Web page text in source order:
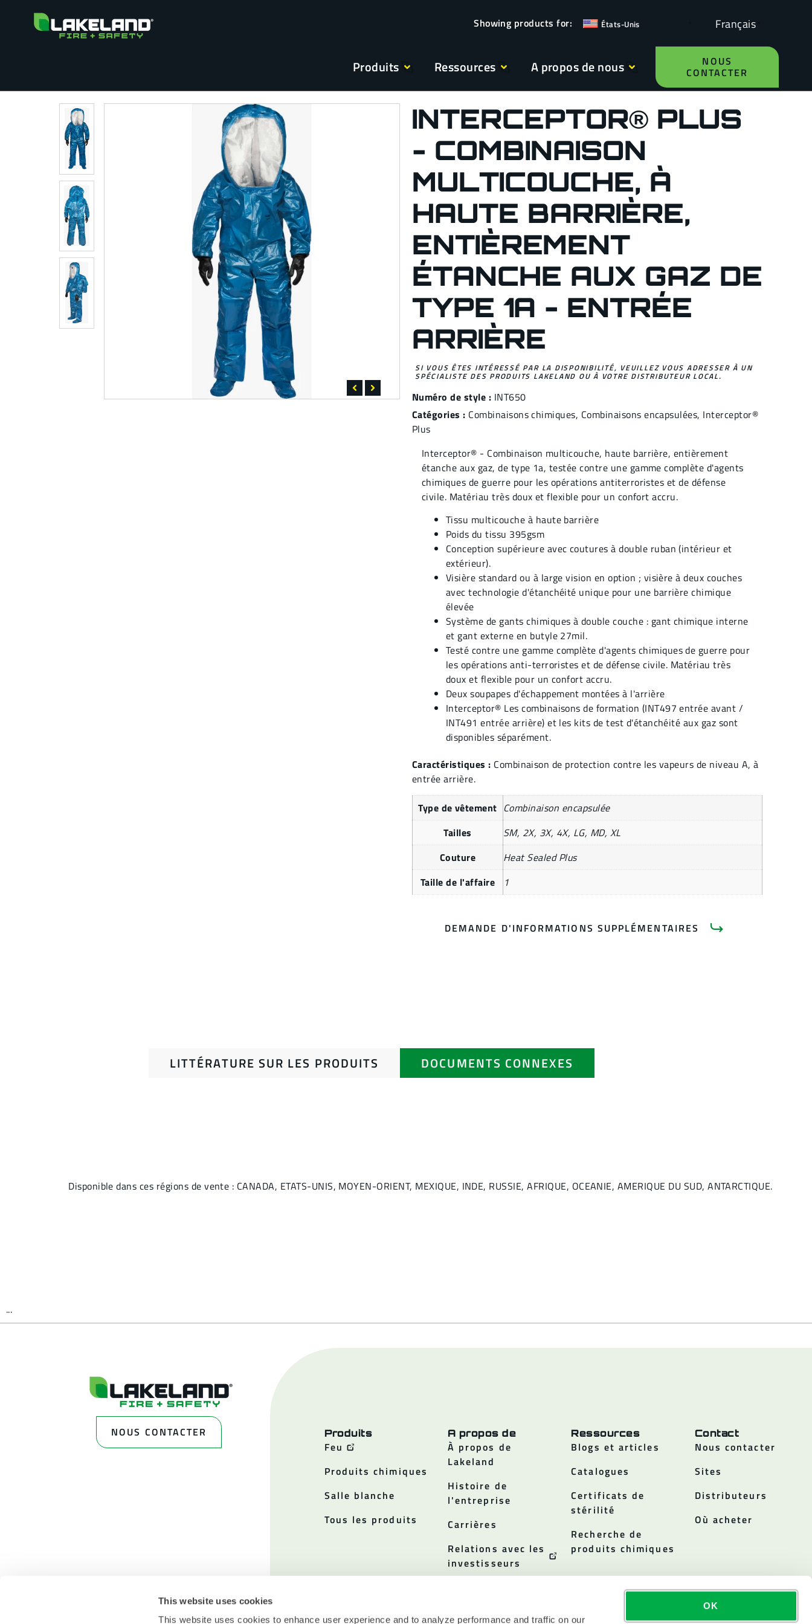
This website uses cookies
This website uses cookies to enhance user experience and to analyze performance and traffic on our
OK
États-Unis Français
Produits Ressources A propos de nous NOUS
CONTACTER
INTERCEPTOR® PLUS
- COMBINAISON
MULTICOUCHE, À
HAUTE BARRIÈRE,
ENTIÈREMENT
ÉTANCHE AUX GAZ DE
TYPE 1A - ENTRÉE
ARRIÈRE
SI VOUS ÊTES INTÉRESSÉ PAR LA DISPONIBILITÉ, VEUILLEZ VOUS ADRESSER À UN
SPÉCIALISTE DES PRODUITS LAKELAND OU À VOTRE DISTRIBUTEUR LOCAL.
Numéro de style : INT650
Catégories : Combinaisons chimiques, Combinaisons encapsulées, Interceptor®
Plus
Interceptor® - Combinaison multicouche, haute barrière, entièrement
étanche aux gaz, de type 1a, testée contre une gamme complète d'agents
chimiques de guerre pour les opérations antiterroristes et de défense
civile. Matériau très doux et flexible pour un confort accru.
Tissu multicouche à haute barrière
Poids du tissu 395gsm
Conception supérieure avec coutures à double ruban (intérieur et
extérieur).
Visière standard ou à large vision en option ; visière à deux couches
avec technologie d'étanchéité unique pour une barrière chimique
élevée
Système de gants chimiques à double couche : gant chimique interne
et gant externe en butyle 27mil.
Testé contre une gamme complète d'agents chimiques de guerre pour
les opérations anti-terroristes et de défense civile. Matériau très
doux et flexible pour un confort accru.
Deux soupapes d'échappement montées à l'arrière
Interceptor® Les combinaisons de formation (INT497 entrée avant /
INT491 entrée arrière) et les kits de test d'étanchéité aux gaz sont
disponibles séparément.
Caractéristiques : Combinaison de protection contre les vapeurs de niveau A, à
entrée arrière.
Type de vêtement Combinaison encapsulée
Tailles
SM, 2X, 3X, 4X, LG, MD, XL
Couture
Heat Sealed Plus
Taille de l'affaire
1
DEMANDE D'INFORMATIONS SUPPLÉMENTAIRES
LITTÉRATURE SUR LES PRODUITS DOCUMENTS CONNEXES
Disponible dans ces régions de vente : CANADA, ETATS-UNIS, MOYEN-ORIENT, MEXIQUE, INDE, RUSSIE, AFRIQUE, OCEANIE, AMERIQUE DU SUD, ANTARCTIQUE.
...
NOUS CONTACTER Produits
Feu
Produits chimiques
Salle blanche
Tous les produits
A propos de
À propos de
Lakeland
Histoire de
l'entreprise
Carrières
Relations avec les
investisseurs
Ressources
Blogs et articles
Catalogues
Certificats de
stérilité
Recherche de
produits chimiques
Contact
Nous contacter
Sites
Distributeurs
Où acheter